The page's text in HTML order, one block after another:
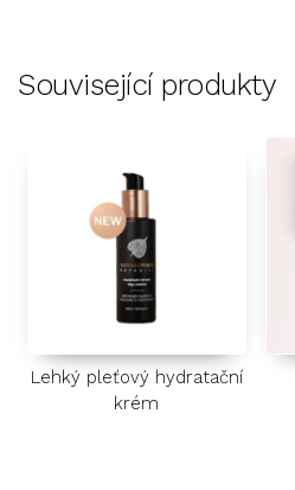
Související produkty
Lehký pleťový hydratační
krém